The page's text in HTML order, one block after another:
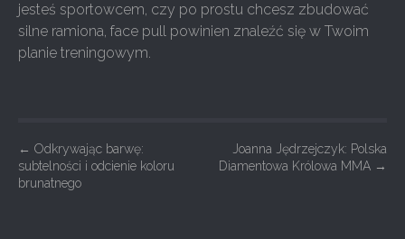
jesteś sportowcem, czy po prostu chcesz zbudować
silne ramiona, face pull powinien znaleźć się w Twoim
planie treningowym.
P
o
← Odkrywając barwę:
subtelności i odcienie koloru
brunatnego
Joanna Jędrzejczyk: Polska
Diamentowa Królowa MMA →